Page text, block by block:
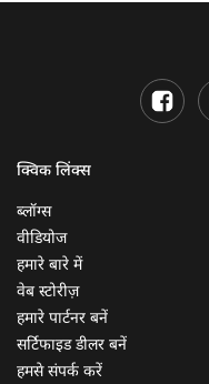
क्विक लिंक्स
ब्लॉग्स
वीडियोज
हमारे बारे में
वेब स्टोरीज़
हमारे पार्टनर बनें
सर्टिफाइड डीलर बनें
हमसे संपर्क करें